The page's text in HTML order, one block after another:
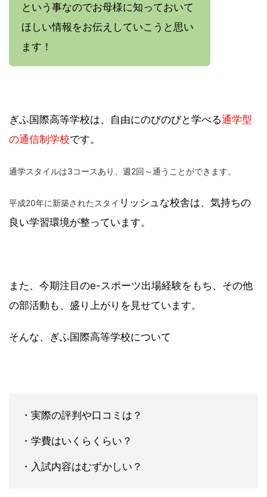
という事なのでお母様に知っておいて
ほしい情報をお伝えしていこうと思い
ます！
ぎふ国際高等学校は、自由にのびのびと学べる通学型
の通信制学校です。
通学スタイルは3コースあり、週2回～通うことができます。
平成20年に新築されたス タイ リッシュな校舎は、気持ちの
良い学習環境が整っています。
また、今期注目のe-スポーツ出場経験をもち、その他
の部活動も、盛り上がりを見せています。
そんな、ぎふ国際高等学校について
・実際の評判や口コミは？
・学費はいくらくらい？
・入試内容はむずかしい？